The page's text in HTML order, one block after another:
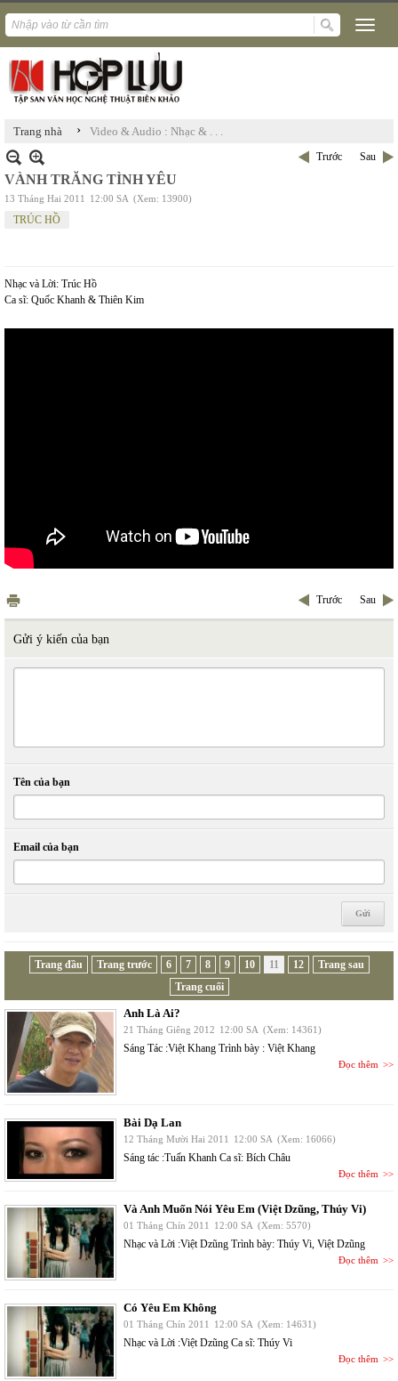
Trang nhà › Video & Audio : Nhạc & . . .
Trước Sau
VÀNH TRĂNG TÌNH YÊU
13 Tháng Hai 2011 12:00 SA (Xem: 13900)
TRÚC HỒ
Nhạc và Lời: Trúc Hồ
Ca sĩ: Quốc Khanh & Thiên Kim
Trước Sau
Gửi ý kiến của bạn
Tên của bạn
Email của bạn
Trang đầu Trang trước 6 7 8 9 10 11 12
Trang sau
Trang cuối
Anh Là Ai?
21 Tháng Giêng 2012 12:00 SA (Xem: 14361)
Sáng Tác :Việt Khang Trình bày : Việt Khang
Đọc thêm
Bài Dạ Lan
12 Tháng Mười Hai 2011 12:00 SA (Xem: 16066)
Sáng tác :Tuấn Khanh Ca sĩ: Bích Châu
Đọc thêm
Và Anh Muốn Nói Yêu Em (Việt Dzũng, Thúy Vi)
01 Tháng Chín 2011 12:00 SA (Xem: 5570)
Nhạc và Lời :Việt Dzũng Trình bày: Thúy Vi, Việt Dzũng
Đọc thêm
Có Yêu Em Không
01 Tháng Chín 2011 12:00 SA (Xem: 14631)
Nhạc và Lời :Việt Dzũng Ca sĩ: Thúy Vi
Đọc thêm